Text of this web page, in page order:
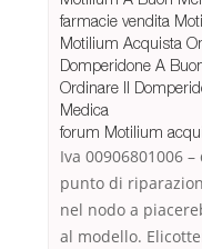
farmacie vendita
Motilium Acquista
Domperidone A
Ordinare Il
Medica
forum Motilium
Iva 00906801006
punto di
nel nodo a
al modello.